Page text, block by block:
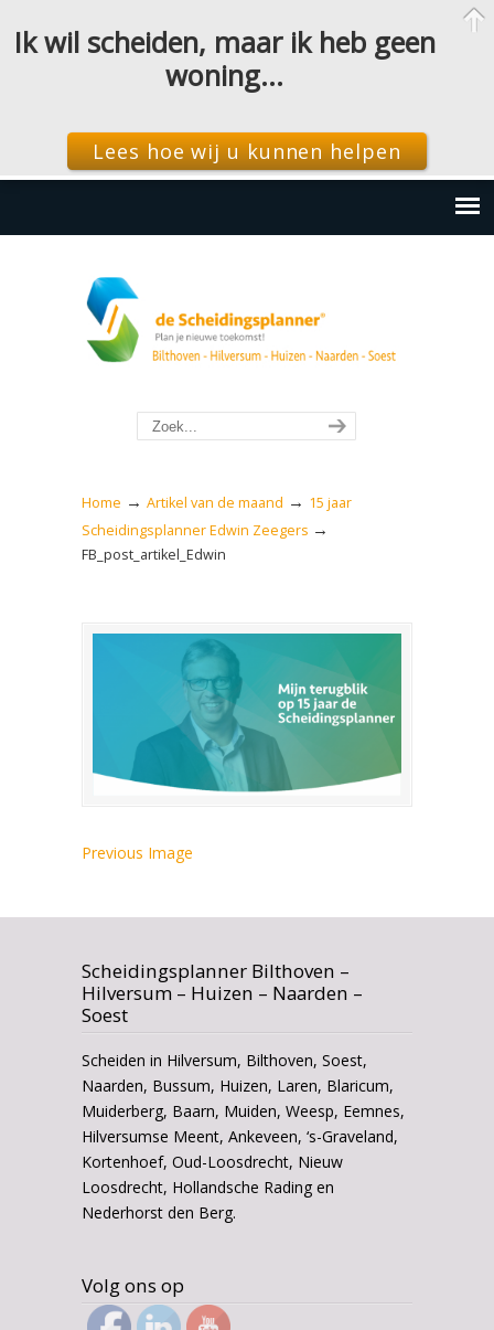
Home → Artikel van de maand → 15 jaar
Scheidingsplanner Edwin Zeegers →
FB_post_artikel_Edwin
Previous Image
Scheidingsplanner Bilthoven –
Hilversum – Huizen – Naarden –
Soest
Scheiden in Hilversum, Bilthoven, Soest,
Naarden, Bussum, Huizen, Laren, Blaricum,
Muiderberg, Baarn, Muiden, Weesp, Eemnes,
Hilversumse Meent, Ankeveen, ‘s-Graveland,
Kortenhoef, Oud-Loosdrecht, Nieuw
Loosdrecht, Hollandsche Rading en
Nederhorst den Berg.
Volg ons op
Ik wil scheiden, maar ik heb geen
woning…
Lees hoe wij u kunnen helpen